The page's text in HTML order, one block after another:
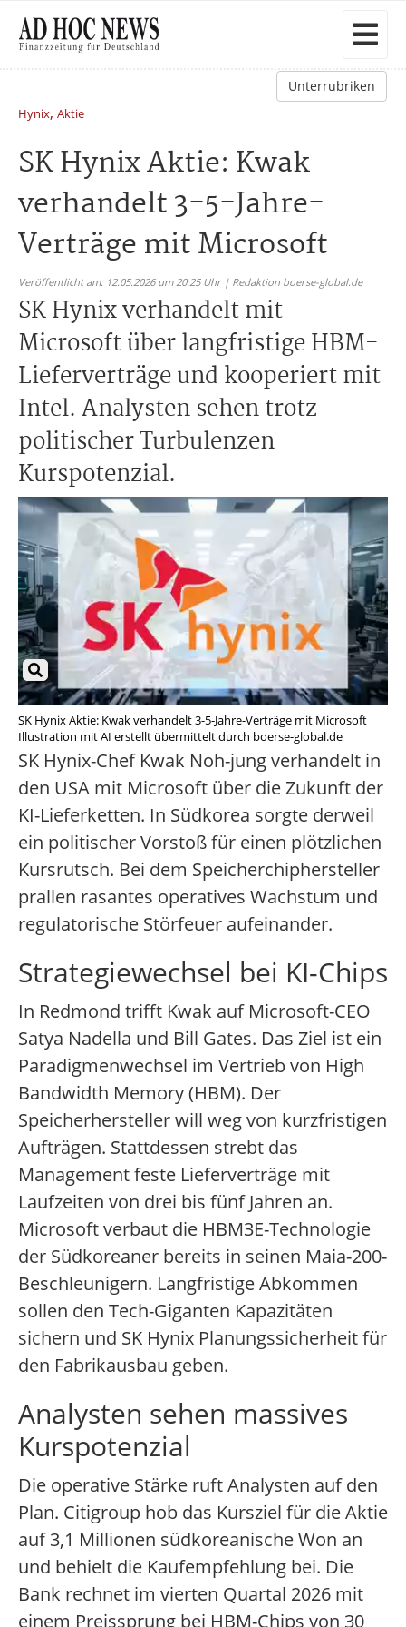
Unterrubriken
Hynix, Aktie
SK Hynix Aktie: Kwak
verhandelt 3-5-Jahre-
Verträge mit Microsoft
Veröffentlicht am: 12.05.2026 um 20:25 Uhr | Redaktion boerse-global.de
SK Hynix verhandelt mit
Microsoft über langfristige HBM-
Lieferverträge und kooperiert mit
Intel. Analysten sehen trotz
politischer Turbulenzen
Kurspotenzial.
SK Hynix Aktie: Kwak verhandelt 3-5-Jahre-Verträge mit Microsoft
Illustration mit AI erstellt übermittelt durch boerse-global.de
SK Hynix-Chef Kwak Noh-jung verhandelt in
den USA mit Microsoft über die Zukunft der
KI-Lieferketten. In Südkorea sorgte derweil
ein politischer Vorstoß für einen plötzlichen
Kursrutsch. Bei dem Speicherchiphersteller
prallen rasantes operatives Wachstum und
regulatorische Störfeuer aufeinander.
Strategiewechsel bei KI-Chips
In Redmond trifft Kwak auf Microsoft-CEO
Satya Nadella und Bill Gates. Das Ziel ist ein
Paradigmenwechsel im Vertrieb von High
Bandwidth Memory (HBM). Der
Speicherhersteller will weg von kurzfristigen
Aufträgen. Stattdessen strebt das
Management feste Lieferverträge mit
Laufzeiten von drei bis fünf Jahren an.
Microsoft verbaut die HBM3E-Technologie
der Südkoreaner bereits in seinen Maia-200-
Beschleunigern. Langfristige Abkommen
sollen den Tech-Giganten Kapazitäten
sichern und SK Hynix Planungssicherheit für
den Fabrikausbau geben.
Analysten sehen massives
Kurspotenzial
Die operative Stärke ruft Analysten auf den
Plan. Citigroup hob das Kursziel für die Aktie
auf 3,1 Millionen südkoreanische Won an
und behielt die Kaufempfehlung bei. Die
Bank rechnet im vierten Quartal 2026 mit
einem Preissprung bei HBM-Chips von 30